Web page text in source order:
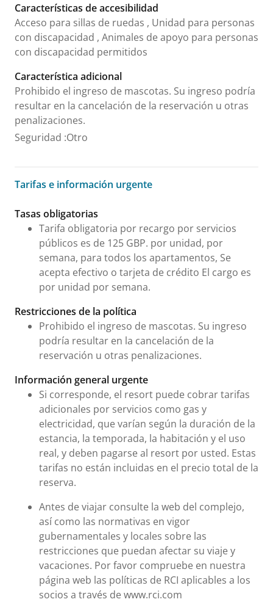
Características de accesibilidad
Acceso para sillas de ruedas , Unidad para personas
con discapacidad , Animales de apoyo para personas
con discapacidad permitidos
Característica adicional
Prohibido el ingreso de mascotas. Su ingreso podría
resultar en la cancelación de la reservación u otras
penalizaciones.
Seguridad :Otro
Tarifas e información urgente
Tarifas e información urgente
Tasas obligatorias
Tarifa obligatoria por recargo por servicios
públicos es de 125 GBP. por unidad, por
semana, para todos los apartamentos, Se
acepta efectivo o tarjeta de crédito El cargo es
por unidad por semana.
Restricciones de la política
Prohibido el ingreso de mascotas. Su ingreso
podría resultar en la cancelación de la
reservación u otras penalizaciones.
Información general urgente
Si corresponde, el resort puede cobrar tarifas
adicionales por servicios como gas y
electricidad, que varían según la duración de la
estancia, la temporada, la habitación y el uso
real, y deben pagarse al resort por usted. Estas
tarifas no están incluidas en el precio total de la
reserva.
Antes de viajar consulte la web del complejo,
así como las normativas en vigor
gubernamentales y locales sobre las
restricciones que puedan afectar su viaje y
vacaciones. Por favor compruebe en nuestra
página web las políticas de RCI aplicables a los
socios a través de www.rci.com